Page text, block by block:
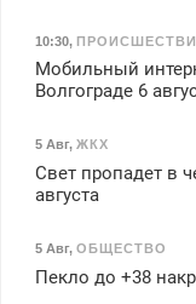
10:30,
Мобильный
Волгограде 6
5 Авг, ЖКХ
Свет пропадет в
августа
5 Авг, ОБЩЕСТВО
Пекло до +38